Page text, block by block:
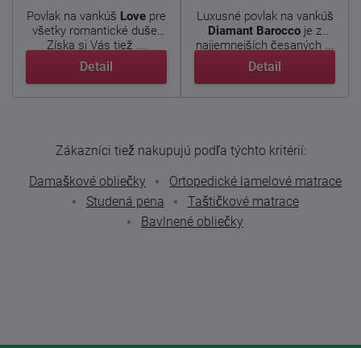
Povlak na vankúš Love pre
všetky romantické duše.
Získa si Vás tiež ...
Detail
Luxusné povlak na vankúš
Diamant Barocco je z
najjemnejších česaných ...
Detail
Zákazníci tiež nakupujú podľa týchto kritérií:
Damaškové obliečky
Ortopedické lamelové matrace
Studená pena
Taštičkové matrace
Bavlnené obliečky